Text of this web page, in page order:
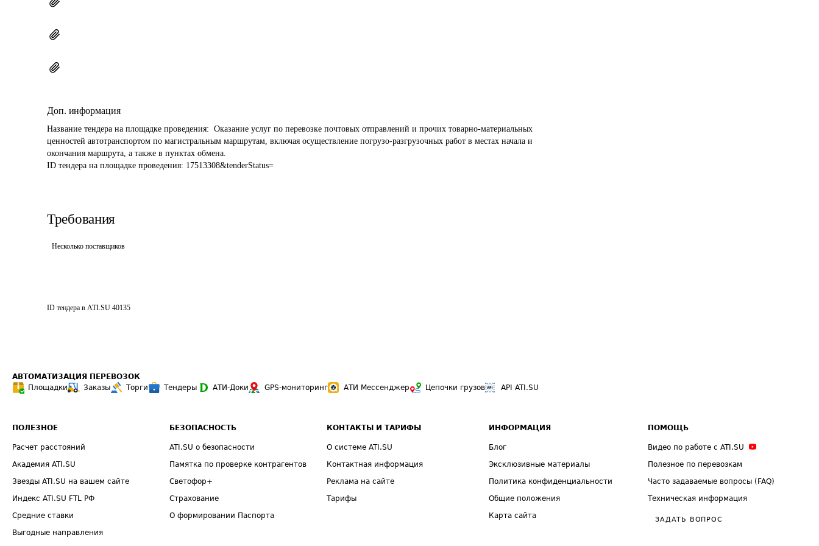
Доп. информация
Название тендера на площадке проведения: Оказание услуг по перевозке почтовых отправлений и прочих товарно-материальных
ценностей автотранспортом по магистральным маршрутам, включая осуществление погрузо-разгрузочных работ в местах начала и
окончания маршрута, а также в пунктах обмена.
ID тендера на площадке проведения: 17513308&tenderStatus=
Требования
Несколько поставщиков
ID тендера в ATI.SU 40135
АВТОМАТИЗАЦИЯ ПЕРЕВОЗОК
Площадки
Заказы Торги Тендеры АТИ-Доки GPS-мониторинг АТИ Мессенджер Цепочки грузов API ATI.SU
ПОЛЕЗНОЕ
Расчет расстояний
Академия ATI.SU
Звезды ATI.SU на вашем сайте
Индекс ATI.SU FTL РФ
Средние ставки
Выгодные направления
БЕЗОПАСНОСТЬ
ATI.SU о безопасности
Памятка по проверке контрагентов
Светофор+
Страхование
О формировании Паспорта
КОНТАКТЫ И ТАРИФЫ
О системе ATI.SU
Контактная информация
Реклама на сайте
Тарифы
ИНФОРМАЦИЯ
Блог
Эксклюзивные материалы
Политика конфиденциальности
Общие положения
Карта сайта
ПОМОЩЬ
Видео по работе с ATI.SU
Полезное по перевозкам
Часто задаваемые вопросы (FAQ)
Техническая информация
ЗАДАТЬ ВОПРОС